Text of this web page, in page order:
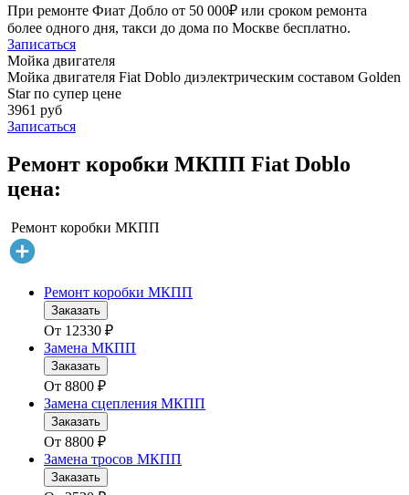
При ремонте Фиат Добло от 50 000₽ или сроком ремонта
более одного дня, такси до дома по Москве бесплатно.
Записаться
Мойка двигателя
Мойка двигателя Fiat Doblo диэлектрическим составом Golden
Star по супер цене
3961 руб
Записаться
Ремонт коробки МКПП Fiat Doblo
цена:
Ремонт коробки МКПП
Ремонт коробки МКПП
Заказать
От 12330 ₽
Замена МКПП
Заказать
От 8800 ₽
Замена сцепления МКПП
Заказать
От 8800 ₽
Замена тросов МКПП
Заказать